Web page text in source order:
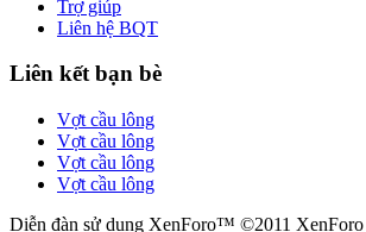
Trợ giúp
Liên hệ BQT
Liên kết bạn bè
Vợt cầu lông
Vợt cầu lông
Vợt cầu lông
Vợt cầu lông
Diễn đàn sử dụng XenForo™ ©2011